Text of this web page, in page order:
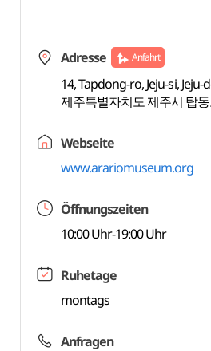
Adresse Anfahrt
14, Tapdong-ro, Jeju-si, Jeju-
제주특별자치도 제주시 탑
Webseite
www.arariomuseum.org
Öffnungszeiten
10:00 Uhr-19:00 Uhr
Ruhetage
montags
Anfragen